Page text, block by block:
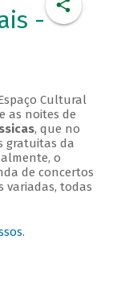
-
Cultural
as noites de
, que no
gratuitas da
o
de concertos
variadas, todas
.